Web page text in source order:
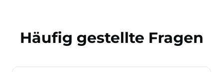
Häufig gestellte Fragen